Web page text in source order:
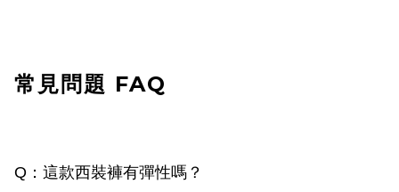
常見問題 FAQ
Q：這款西裝褲有彈性嗎？